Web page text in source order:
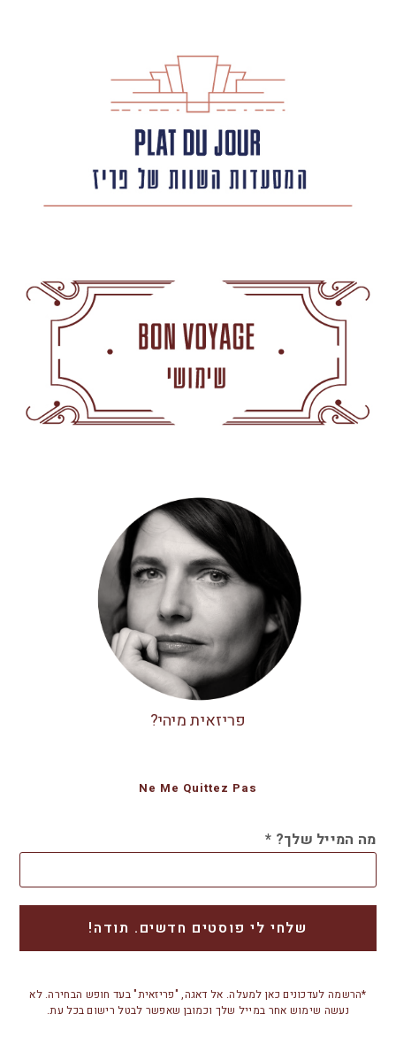
פריזאית מיהי?
Ne Me Quittez Pas
מה המייל שלך? *
*הרשמה לעדכונים כאן למעלה. אל דאגה, "פריזאית" בעד חופש הבחירה. לא
נעשה שימוש אחר במייל שלך וכמובן שאפשר לבטל רישום בכל עת.